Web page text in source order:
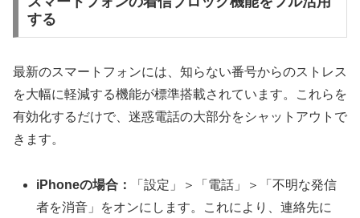
する
最新のスマートフォンには、知らない番号からのストレス
を大幅に軽減する機能が標準搭載されています。これらを
有効化するだけで、迷惑電話の大部分をシャットアウトで
きます。
iPhoneの場合：
「設定」＞「電話」＞「不明な発信
者を消音」をオンにします。これにより、連絡先に